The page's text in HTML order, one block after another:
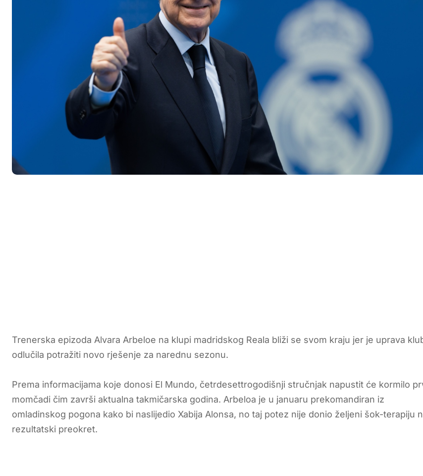
Trenerska epizoda Alvara Arbeloe na klupi madridskog Reala bliži se svom kraju jer je uprava
odlučila potražiti novo rješenje za narednu sezonu.
Prema informacijama koje donosi El Mundo, četrdesettrogodišnji stručnjak napustit će kormilo
momčadi čim završi aktualna takmičarska godina. Arbeloa je u januaru prekomandiran iz
omladinskog pogona kako bi naslijedio Xabija Alonsa, no taj potez nije donio željeni šok-terapiju
rezultatski preokret.